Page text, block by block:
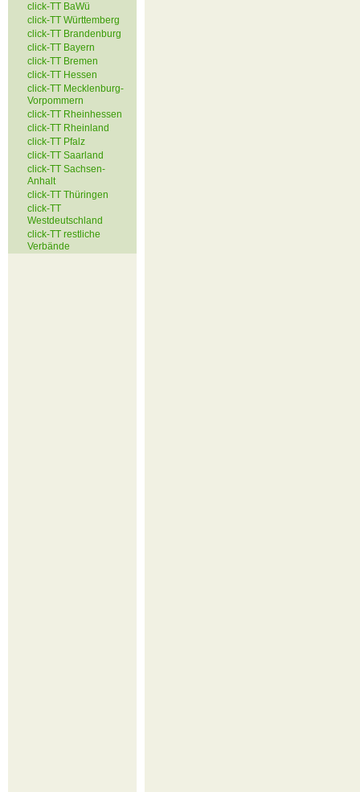
click-TT BaWü
click-TT Württemberg
click-TT Brandenburg
click-TT Bayern
click-TT Bremen
click-TT Hessen
click-TT Mecklenburg-
Vorpommern
click-TT Rheinhessen
click-TT Rheinland
click-TT Pfalz
click-TT Saarland
click-TT Sachsen-
Anhalt
click-TT Thüringen
click-TT
Westdeutschland
click-TT restliche
Verbände